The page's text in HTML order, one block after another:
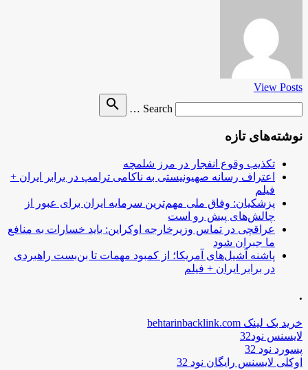
View Posts
Search …
search
نوشته‌های تازه
تکذیب وقوع انفجار در مرز شلمچه
اعتراف رسانه صهیونیستی به ناکامی ترامپ در برابر ایران +
فیلم
پزشکیان: وفاق ملی مهم‌ترین سرمایه ایران برای عبور از
چالش‌های پیش رو است
عراقچی در تماس وزیرخارجه اوکراین: باید خسارات به منافع
ما جبران شود
پاشنه آشیل‌های آمریکا؛ از کمبود مهمات تا بن‌بست راهبردی
در برابر ایران + فیلم
.
خرید بک لینک behtarinbacklink.com
لایسنس نود32
پسورد نود 32
اوکلی لایسنس رایگان نود 32